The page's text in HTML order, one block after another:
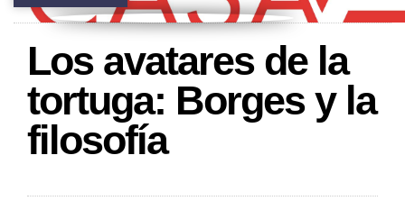
Los avatares de la
tortuga: Borges y la
filosofía